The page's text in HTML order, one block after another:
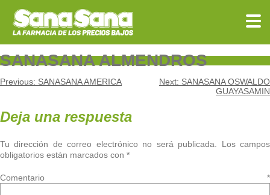
content
SANASANA ALMENDROS
Navegación
de
entradas
Previous: SANASANA AMERICA Next: SANASANA OSWALDO
GUAYASAMIN
Deja una respuesta
Tu dirección de correo electrónico no será publicada.
Los campos
obligatorios están marcados con *
Comentario *